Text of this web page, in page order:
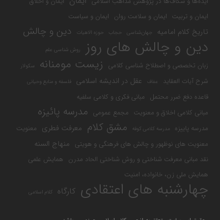
ایمان و تربیت ایمان و سلامت روان ایمان و سیاست
تاریخ کلام امامیه جهان‌شناسی حجاب حوزه الاهیات دین و چالش
دین و چالش های روز روش شناسی علم
زبان تخصصی و اصطلاح شناسی کلامی زیست مومنانه سکولار
شرح آیات العقاید عفاف عقل در اندیشه اسلامی فلسفه و منابع وحیانی
قاعده دفع ضرر محتمل مبانی فکری و کلامی سلفیه
مبانی کلامی اخلاق و معنویت مجمع عمومی مدرسه پائیزه
مدرسه پاییزه مدرسه کلامی کوفه مشق کلام معرفت فطری معنویت
معنویت های نوظهور و چالش های فرهنگی و هویتی منهاج السنه
نقد مبانی معرفت شناختی و روش شناختی الحاد مدرن همایش علمی
همایش ملی زن، خانواده، امنیت
چهارشنبه های اعتقادی کارگاه کلام اسلامی